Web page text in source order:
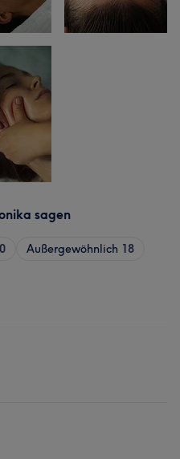
sagen
Außergewöhnlich 18